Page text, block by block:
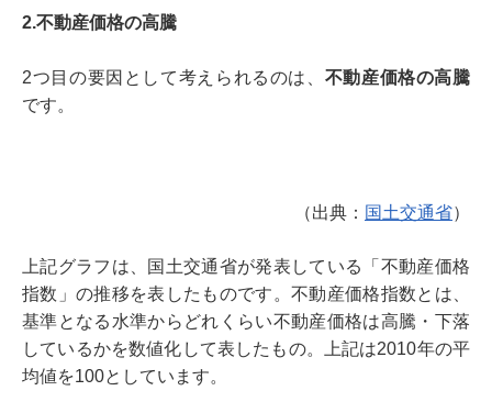
2.不動産価格の高騰
2つ目の要因として考えられるのは、 不動産価格の高騰
です。
（出典： 国土交通省）
上記グラフは、国土交通省が発表している「不動産価格
指数」の推移を表したものです。不動産価格指数とは、
基準となる水準からどれくらい不動産価格は高騰・下落
しているかを数値化して表したもの。上記は2010年の平
均値を100としています。